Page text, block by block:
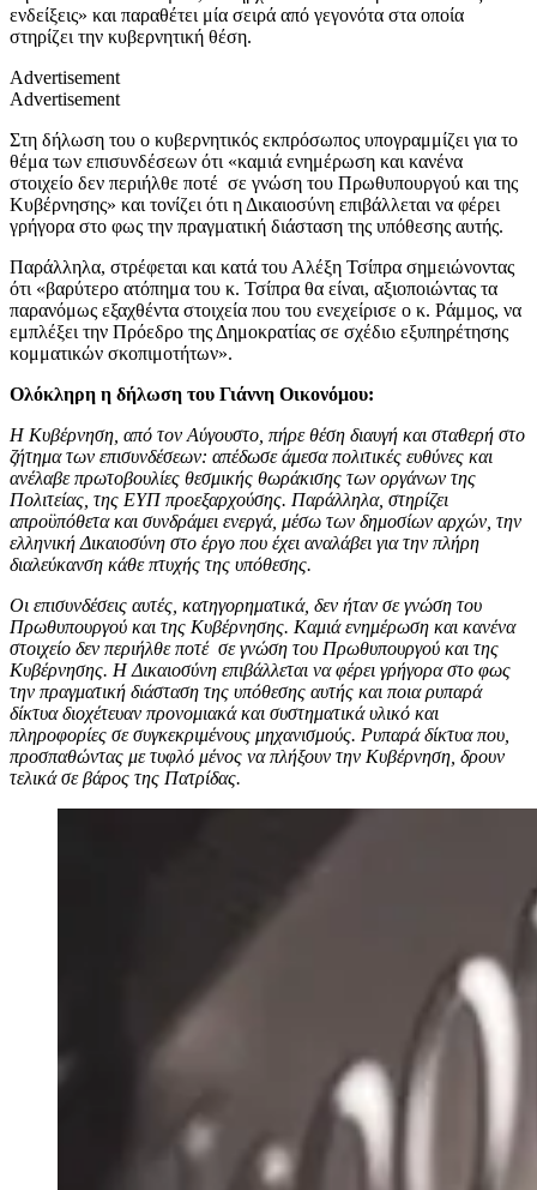
ενδείξεις» και παραθέτει μία σειρά από γεγονότα στα οποία
στηρίζει την κυβερνητική θέση.
Advertisement
Advertisement
Στη δήλωση του ο κυβερνητικός εκπρόσωπος υπογραμμίζει για το
θέμα των επισυνδέσεων ότι «καμιά ενημέρωση και κανένα
στοιχείο δεν περιήλθε ποτέ σε γνώση του Πρωθυπουργού και της
Κυβέρνησης» και τονίζει ότι η Δικαιοσύνη επιβάλλεται να φέρει
γρήγορα στο φως την πραγματική διάσταση της υπόθεσης αυτής.
Παράλληλα, στρέφεται και κατά του Αλέξη Τσίπρα σημειώνοντας
ότι «βαρύτερο ατόπημα του κ. Τσίπρα θα είναι, αξιοποιώντας τα
παρανόμως εξαχθέντα στοιχεία που του ενεχείρισε ο κ. Ράμμος, να
εμπλέξει την Πρόεδρο της Δημοκρατίας σε σχέδιο εξυπηρέτησης
κομματικών σκοπιμοτήτων».
Ολόκληρη η δήλωση του Γιάννη Οικονόμου:
Η Κυβέρνηση, από τον Αύγουστο, πήρε θέση διαυγή και σταθερή στο
ζήτημα των επισυνδέσεων: απέδωσε άμεσα πολιτικές ευθύνες και
ανέλαβε πρωτοβουλίες θεσμικής θωράκισης των οργάνων της
Πολιτείας, της ΕΥΠ προεξαρχούσης. Παράλληλα, στηρίζει
απροϋπόθετα και συνδράμει ενεργά, μέσω των δημοσίων αρχών, την
ελληνική Δικαιοσύνη στο έργο που έχει αναλάβει για την πλήρη
διαλεύκανση κάθε πτυχής της υπόθεσης.
Οι επισυνδέσεις αυτές, κατηγορηματικά, δεν ήταν σε γνώση του
Πρωθυπουργού και της Κυβέρνησης. Καμιά ενημέρωση και κανένα
στοιχείο δεν περιήλθε ποτέ σε γνώση του Πρωθυπουργού και της
Κυβέρνησης. Η Δικαιοσύνη επιβάλλεται να φέρει γρήγορα στο φως
την πραγματική διάσταση της υπόθεσης αυτής και ποια ρυπαρά
δίκτυα διοχέτευαν προνομιακά και συστηματικά υλικό και
πληροφορίες σε συγκεκριμένους μηχανισμούς. Ρυπαρά δίκτυα που,
προσπαθώντας με τυφλό μένος να πλήξουν την Κυβέρνηση, δρουν
τελικά σε βάρος της Πατρίδας.